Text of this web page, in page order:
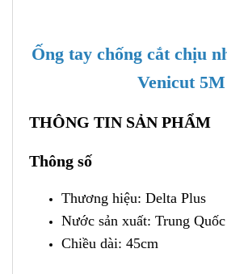
Ống tay chống cắt chịu
Venicut 5M
THÔNG TIN SẢN PHẨM
Thông số
Thương hiệu: Delta Plus
Nước sản xuất: Trung Quốc
Chiều dài: 45cm